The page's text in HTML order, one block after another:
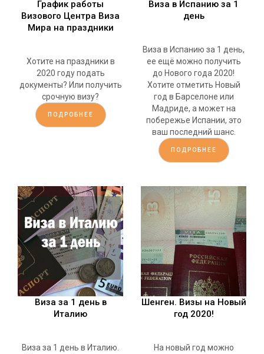
График работы
Визового Центра Виза
Мира на праздники
Хотите на праздники в
2020 году подать
документы? Или получить
срочную визу?
ПОДРОБНЕЕ
Виза в Испанию за 1
день
Виза в Испанию за 1 день,
ее ещё можно получить
до Нового года 2020!
Хотите отметить Новый
год в Барселоне или
Мадриде, а может на
побережье Испании, это
ваш последний шанс.
ПОДРОБНЕЕ
Виза за 1 день в
Италию
Виза за 1 день в Италию.
Шенген. Визы на Новый
год 2020!
На новый год можно